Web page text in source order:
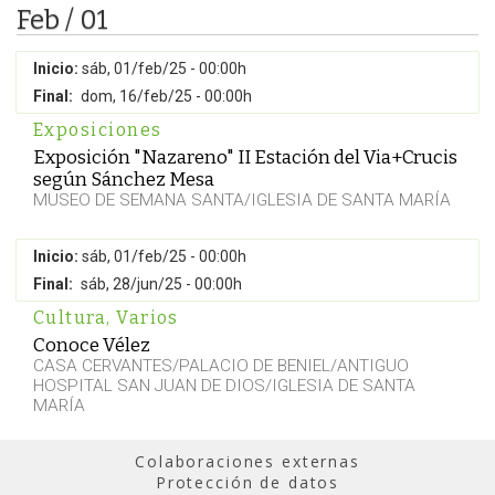
Feb / 01
Inicio: sáb, 01/feb/25 - 00:00h
Final: dom, 16/feb/25 - 00:00h
Exposiciones
Exposición "Nazareno" II Estación del Via+Crucis
según Sánchez Mesa
MUSEO DE SEMANA SANTA/IGLESIA DE SANTA MARÍA
Inicio: sáb, 01/feb/25 - 00:00h
Final: sáb, 28/jun/25 - 00:00h
Cultura, Varios
Conoce Vélez
CASA CERVANTES/PALACIO DE BENIEL/ANTIGUO
HOSPITAL SAN JUAN DE DIOS/IGLESIA DE SANTA
MARÍA
Colaboraciones externas
Protección de datos